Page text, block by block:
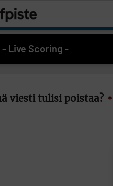
- Live Scoring -
viesti tulisi poistaa? *